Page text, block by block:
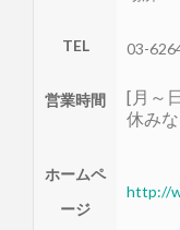
TEL 03-
営業時間
[月～
休み
ホームペ
ージ
http://